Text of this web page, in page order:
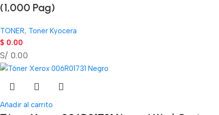
(1,000 Pag)
TONER, Toner Kyocera
$ 0.00
S/ 0.00
Añadir al carrito